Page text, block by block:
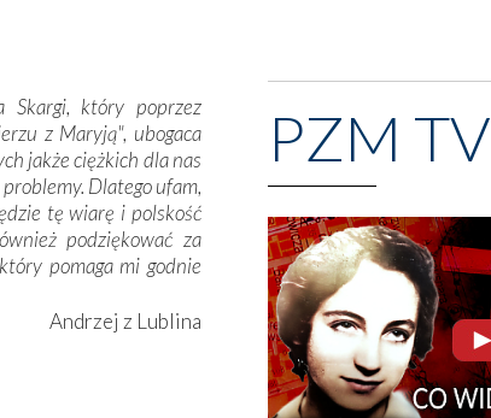
Skargi, który poprzez
z Maryją", ubogaca
jakże ciężkich dla nas
Dlatego ufam,
tę wiarę i polskość
podziękować za
pomaga mi godnie
Andrzej z Lublina
PZM TV